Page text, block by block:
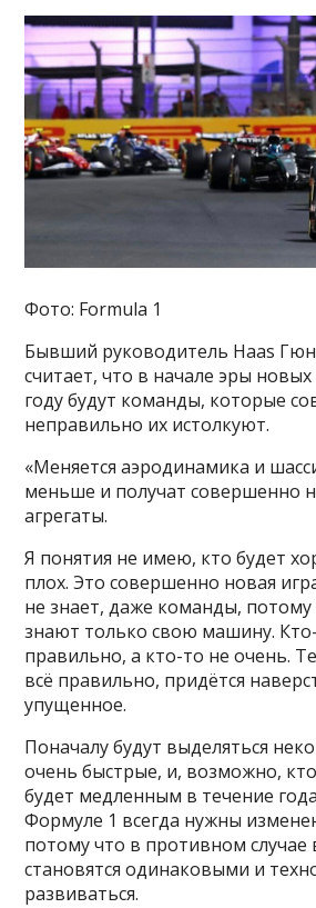
Фото: Formula 1
Бывший руководитель Haas
считает, что в начале эры
году будут команды, которые
неправильно их истолкуют.
«Меняется аэродинамика и
меньше и получат совершенно
агрегаты.
Я понятия не имею, кто будет
плох. Это совершенно новая
не знает, даже команды,
знают только свою машину. Кто-
правильно, а кто-то не очень.
всё правильно, придётся
упущенное.
Поначалу будут выделяться
очень быстрые, и, возможно,
будет медленным в течение
Формуле 1 всегда нужны
потому что в противном
становятся одинаковыми и
развиваться.